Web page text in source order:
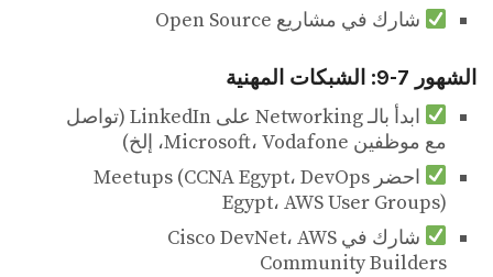
شارك في مشاريع Open Source
الشهور 7-9: الشبكات المهنية
ابدأ بالـ Networking على LinkedIn (تواصل
مع موظفين Microsoft، Vodafone، إلخ)
احضر Meetups (CCNA Egypt، DevOps
Egypt، AWS User Groups)
شارك في Cisco DevNet، AWS
Community Builders